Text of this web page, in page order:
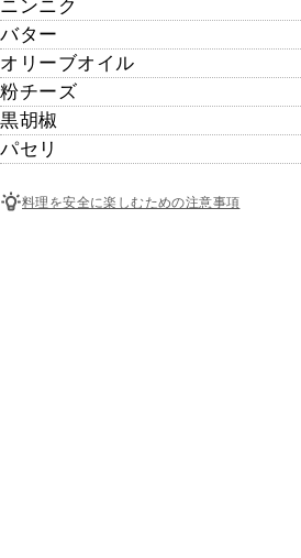
ニンニク
バター
オリーブオイル
粉チーズ
黒胡椒
パセリ
料理を安全に楽しむための注意事項